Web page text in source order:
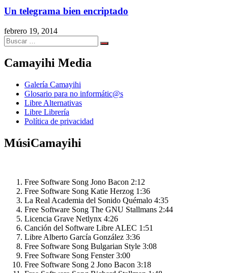
Un telegrama bien encriptado
febrero 19, 2014
Search
for:
Search
Camayihi Media
Galería Camayihi
Glosario para no informátic@s
Libre Alternativas
Libre Librería
Política de privacidad
MúsiCamayihi
Free Software Song Jono Bacon 2:12
Free Software Song Katie Herzog 1:36
La Real Academia del Sonido Quémalo 4:35
Free Software Song The GNU Stallmans 2:44
Licencia Grave Netlynx 4:26
Canción del Software Libre ALEC 1:51
Libre Alberto García González 3:36
Free Software Song Bulgarian Style 3:08
Free Software Song Fenster 3:00
Free Software Song 2 Jono Bacon 3:18